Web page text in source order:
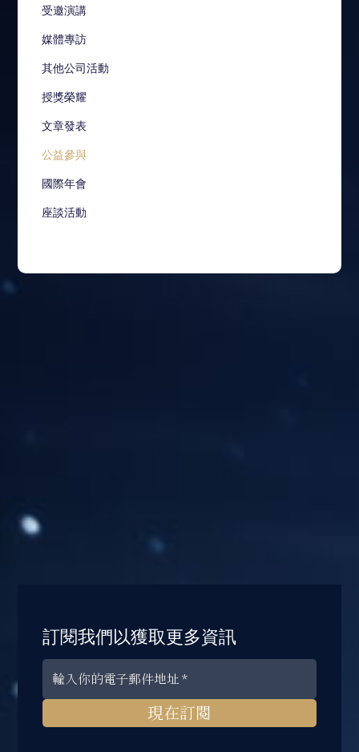
受邀演講
媒體專訪
其他公司活動
授獎榮耀
文章發表
公益參與
國際年會
座談活動
訂閱我們以獲取更多資訊
現在訂閱